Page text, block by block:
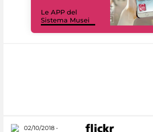
Le APP del
Sistema Musei